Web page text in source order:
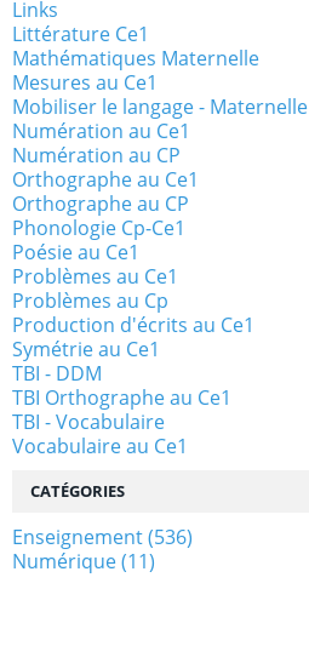
Links
Littérature Ce1
Mathématiques Maternelle
Mesures au Ce1
Mobiliser le langage - Maternelle
Numération au Ce1
Numération au CP
Orthographe au Ce1
Orthographe au CP
Phonologie Cp-Ce1
Poésie au Ce1
Problèmes au Ce1
Problèmes au Cp
Production d'écrits au Ce1
Symétrie au Ce1
TBI - DDM
TBI Orthographe au Ce1
TBI - Vocabulaire
Vocabulaire au Ce1
CATÉGORIES
Enseignement(536)
Numérique(11)